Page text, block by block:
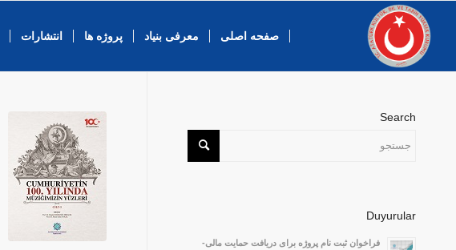
صفحه اصلی معرفی بنیاد پروژه ها انتشارات
Search
Duyurular
فراخوان ثبت نام پروژه برای دریافت حمایت مالی-